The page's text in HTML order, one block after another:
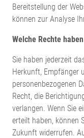
Bereitstellung der
können zur Analyse
Welche Rechte
Sie haben jederzeit
Herkunft, Empfänger
personenbezogenen
Recht, die
verlangen. Wenn Sie
erteilt haben, können
Zukunft widerrufen.